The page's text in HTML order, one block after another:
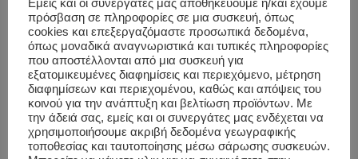
NOV
22
‘I’m a Sleep Expert, and Here’s
Εμείς και οι συνεργάτες μας αποθηκεύουμε ή/και έχουμε
πρόσβαση σε πληροφορίες σε μια συσκευή, όπως
cookies και επεξεργαζόμαστε προσωπικά δεδομένα,
όπως μοναδικά αναγνωριστικά και τυπικές πληροφορίες
που αποστέλλονται από μια συσκευή για
εξατομικευμένες διαφημίσεις και περιεχόμενο, μέτρηση
διαφημίσεων και περιεχομένου, καθώς και απόψεις του
κοινού για την ανάπτυξη και βελτίωση προϊόντων. Με
την άδειά σας, εμείς και οι συνεργάτες μας ενδέχεται να
χρησιμοποιήσουμε ακριβή δεδομένα γεωγραφικής
τοποθεσίας και ταυτοποίησης μέσω σάρωσης συσκευών.